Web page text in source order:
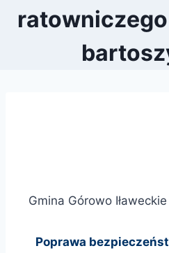
Gmina Górowo
Poprawa